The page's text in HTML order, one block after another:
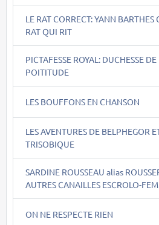
LE RAT CORRECT: YANN BARTHES
RAT QUI RIT
PICTAFESSE ROYAL: DUCHESSE DE
POITITUDE
LES BOUFFONS EN CHANSON
LES AVENTURES DE BELPHEGOR
TRISOBIQUE
SARDINE ROUSSEAU alias
AUTRES CANAILLES ESCROLO-
ON NE RESPECTE RIEN